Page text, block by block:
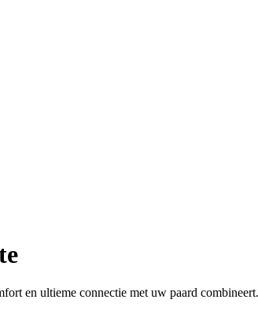
en ultieme connectie met uw paard combineert.